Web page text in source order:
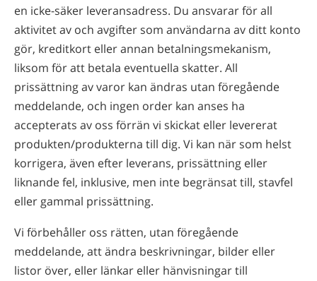
en icke-säker leveransadress. Du ansvarar för all
aktivitet av och avgifter som användarna av ditt konto
gör, kreditkort eller annan betalningsmekanism,
liksom för att betala eventuella skatter. All
prissättning av varor kan ändras utan föregående
meddelande, och ingen order kan anses ha
accepterats av oss förrän vi skickat eller levererat
produkten/produkterna till dig. Vi kan när som helst
korrigera, även efter leverans, prissättning eller
liknande fel, inklusive, men inte begränsat till, stavfel
eller gammal prissättning.
Vi förbehåller oss rätten, utan föregående
meddelande, att ändra beskrivningar, bilder eller
listor över, eller länkar eller hänvisningar till